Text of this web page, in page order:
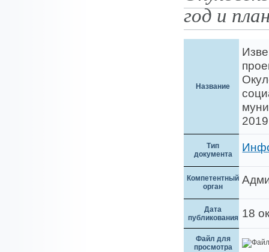
год и
Название
Тип
документа
Компетентный
орган
Дата
публикования 18
Файл для
просмотра